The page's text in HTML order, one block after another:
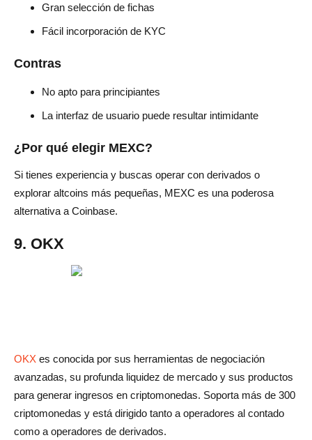
Gran selección de fichas
Fácil incorporación de KYC
Contras
No apto para principiantes
La interfaz de usuario puede resultar intimidante
¿Por qué elegir MEXC?
Si tienes experiencia y buscas operar con derivados o
explorar altcoins más pequeñas, MEXC es una poderosa
alternativa a Coinbase.
9. OKX
OKX es conocida por sus herramientas de negociación
avanzadas, su profunda liquidez de mercado y sus productos
para generar ingresos en criptomonedas. Soporta más de 300
criptomonedas y está dirigido tanto a operadores al contado
como a operadores de derivados.